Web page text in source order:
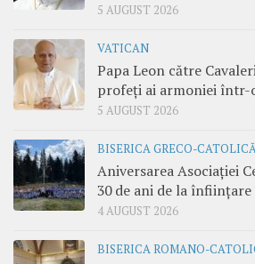
5 AUGUST 2026
VATICAN
Papa Leon către
profeți ai armoniei într-
5 AUGUST 2026
BISERICA GRECO-
Aniversarea Asociației
30 de ani de la înființare
4 AUGUST 2026
BISERICA ROMANO-